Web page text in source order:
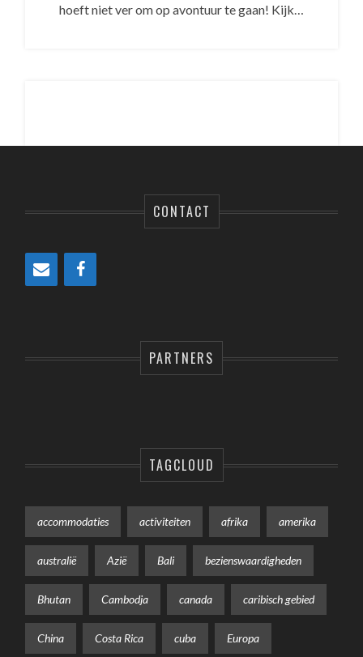
hoeft niet ver om op avontuur te gaan! Kijk…
CONTACT
PARTNERS
TAGCLOUD
accommodaties activiteiten afrika amerika
australië Azië Bali bezienswaardigheden
Bhutan Cambodja canada caribisch gebied
China Costa Rica cuba Europa